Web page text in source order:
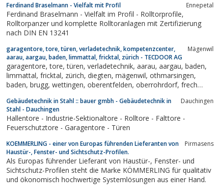
Ferdinand Braselmann - Vielfalt mit Profil Ennepetal
Ferdinand Braselmann - Vielfalt im Profil - Rolltorprofile,
Rolltorpanzer und komplette Rolltoranlagen mit Zertifizierung
nach DIN EN 13241
garagentore, tore, türen, verladetechnik, kompetenzcenter,
aarau, aargau, baden, limmattal, fricktal, zürich - TECDOOR AG
Mägenwil
garagentore, tore, türen, verladetechnik, aarau, aargau, baden,
limmattal, fricktal, zürich, diegten, mägenwil, othmarsingen,
baden, brugg, wettingen, oberentfelden, oberrohrdorf, frech
Gebäudetechnik in Stahl :: bauer gmbh - Gebäudetechnik in
Stahl - Dauchingen
Dauchingen
Hallentore - Industrie-Sektionaltore - Rolltore - Falttore -
Feuerschutztore - Garagentore - Türen
KOEMMERLING - einer von Europas führenden Lieferanten von
Haustür-, Fenster- und Sichtschutz-Profilen.
Pirmasens
Als Europas führender Lieferant von Haustür-, Fenster- und
Sichtschutz-Profilen steht die Marke KÖMMERLING für qualitativ
und ökonomisch hochwertige Systemlösungen aus einer Hand.